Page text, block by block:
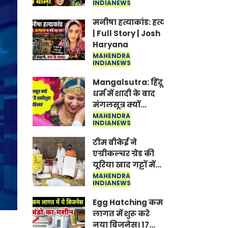
Jantar-Mantar |
CJP protest
INDIANEWS
मनीषा हत्याकांड: हत्या, आत्महत्या या
| Full Story | Josh
Haryana
MAHENDRA
INDIANEWS
Mangalsutra: हिंदू
धर्म में शादी के बाद
मंगलसूत्र क्यों
पहनती है महिलाएं,
किसने शुरु की ये
परंपरा
MAHENDRA
INDIANEWS
टीम बीकेई ने
एग्रीकल्चर ग्रेड की
यूरिया खाद गट्टों में
बदलकर टेक्निकल
ग्रेड में बेचने वालों पर
करवाई कार्रवाई:
लखविंदर सिंह
औलख
MAHENDRA
INDIANEWS
Egg Hatching कम
लागत में शुरू करे
नया बिजनेस। 17